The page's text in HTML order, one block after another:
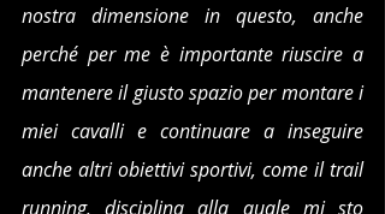
nostra dimensione in questo, anche
perché per me è importante riuscire a
mantenere il giusto spazio per montare i
miei cavalli e continuare a inseguire
anche altri obiettivi sportivi, come il trail
running, disciplina alla quale mi sto